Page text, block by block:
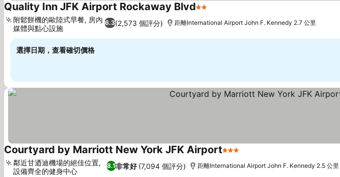
Quality Inn JFK Airport Rockaway Blvd2 星級
6.3(2,573 個評分)
附鬆餅機的歐陸式早餐, 房內
媒體與點心設施
距離International Airport John F. Kennedy 2.7 公里
選擇日期，查看確切價格
Courtyard by Marriott New York JFK Airport3 星級
8.1非常好 (7,094 個評分)
鄰近甘迺迪機場的絕佳位置,
設備齊全的健身中心
距離International Airport John F. Kennedy 2.5 公里